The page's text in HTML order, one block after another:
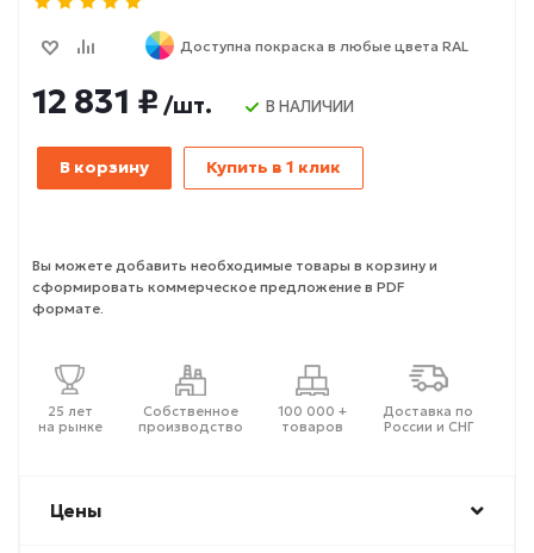
Доступна покраска в любые цвета RAL
12 831 ₽ /шт. В НАЛИЧИИ
В корзину Купить в 1 клик
Вы можете добавить необходимые товары в корзину и
сформировать коммерческое предложение в PDF
формате.
25 лет
на рынке
Собственное
производство
100 000 +
товаров
Доставка по
России и СНГ
Цены